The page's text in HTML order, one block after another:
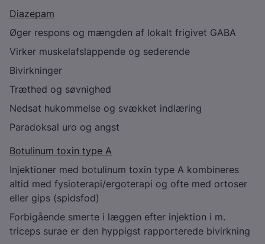
Diazepam
Øger respons og mængden af lokalt frigivet GABA
Virker muskelafslappende og sederende
Bivirkninger
Træthed og søvnighed
Nedsat hukommelse og svækket indlæring
Paradoksal uro og angst
Botulinum toxin type A
Injektioner med botulinum toxin type A kombineres
altid med fysioterapi/ergoterapi og ofte med ortoser
eller gips (spidsfod)
Forbigående smerte i læggen efter injektion i m.
triceps surae er den hyppigst rapporterede bivirkning